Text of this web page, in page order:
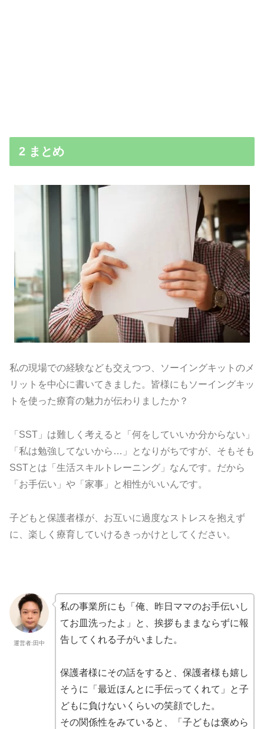
2 まとめ
私の現場での経験なども交えつつ、ソーイングキットのメ
リットを中心に書いてきました。皆様にもソーイングキッ
トを使った療育の魅力が伝わりましたか？
「SST」は難しく考えると「何をしていいか分からない」
「私は勉強してないから…」となりがちですが、そもそも
SSTとは「生活スキルトレーニング」なんです。だから
「お手伝い」や「家事」と相性がいいんです。
子どもと保護者様が、お互いに過度なストレスを抱えず
に、楽しく療育していけるきっかけとしてください。
運営者:田中
私の事業所にも「俺、昨日ママのお手伝いし
てお皿洗ったよ」と、挨拶もままならずに報
告してくれる子がいました。
保護者様にその話をすると、保護者様も嬉し
そうに「最近ほんとに手伝ってくれて」と子
どもに負けないくらいの笑顔でした。
その関係性をみていると、「子どもは褒めら